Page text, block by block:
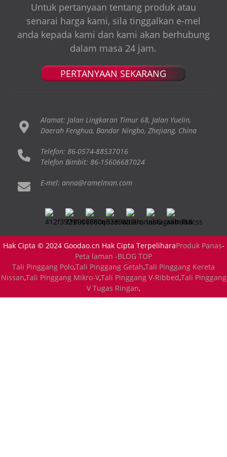
Untuk pertanyaan tentang produk atau
senarai harga kami, sila tinggalkan e-mel
anda kepada kami dan kami akan berhubung
dalam masa 24 jam.
PERTANYAAN SEKARANG
Alamat: Jalan Lingkaran Timur 68, Jalan Yuelin,
Daerah Fenghua, Bandar Ningbo, Zhejiang, China
Telefon: 86-0574-88537016
Telefon Bimbit: 86-15606687024
E-mel: anna@ramelman.com
Hak Cipta © 2024 Goodao.cn Hak Cipta TerpeliharaProduk Panas-
Peta laman -BLOG TOP
Tali Pinggang Polo,Tali Pinggang Getah,Tali Pinggang Kereta
Nissan,Tali Pinggang Mikro-V,Tali Pinggang V-Ribbed,Tali Pinggang
V Tugas Ringan,